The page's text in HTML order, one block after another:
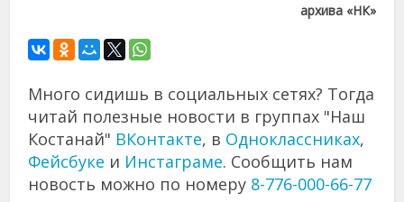
архива «НК»
Много сидишь в социальных сетях? Тогда
читай полезные новости в группах "Наш
Костанай" ВКонтакте, в Одноклассниках,
Фейсбуке и Инстаграме. Сообщить нам
новость можно по номеру 8-776-000-66-77